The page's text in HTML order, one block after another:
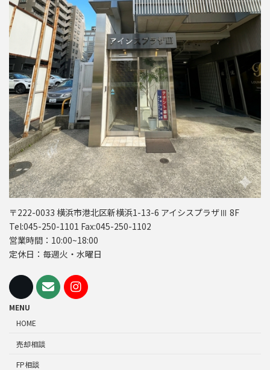
〒222-0033 横浜市港北区新横浜1-13-6 アイシスプラザⅢ 8F
Tel:045-250-1101 Fax:045-250-1102
営業時間：10:00~18:00
定休日：毎週火・水曜日
MENU
HOME
売却相談
FP相談